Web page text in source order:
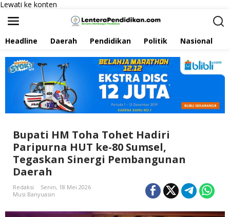
Lewati ke konten
Headline Daerah Pendidikan Politik Nasional
Bupati HM Toha Tohet Hadiri
Paripurna HUT ke-80 Sumsel,
Tegaskan Sinergi Pembangunan
Daerah
Redaksi
Senin, 18 Mei 2026
Musi Banyuasin